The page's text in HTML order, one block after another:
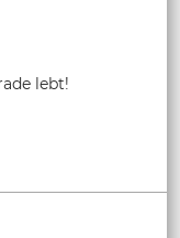
lebt!